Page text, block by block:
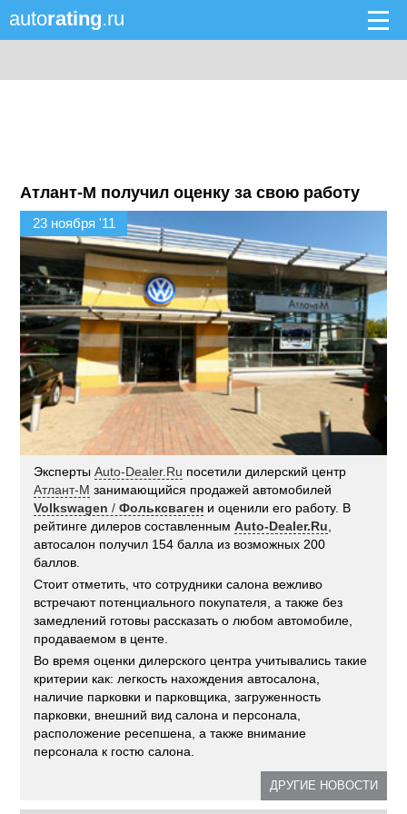
autorating.ru
Атлант-М получил оценку за свою работу
23 ноября '11
ЭкспертыAuto-Dealer.Ru посетили дилерский центр
Атлант-М занимающийся продажей автомобилей
Volkswagen /Фольксваген и оценили его работу. В
рейтинге дилеров составленнымAuto-Dealer.Ru
автосалон получил 154 балла из возможных 200
баллов.
Стоит отметить, что сотрудники салона вежливо
встречают потенциального покупателя, а также без
замедлений готовы рассказать о любом автомобиле,
продаваемом в центе.
Во время оценки дилерского центра учитывались такие
критерии как: легкость нахождения автосалона,
наличие парковки и парковщика, загруженность
парковки, внешний вид салона и персонала,
расположение ресепшена, а также внимание
персонала к гостю салона.
ДРУГИЕ НОВОСТИ